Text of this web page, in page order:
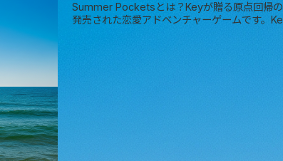
Summer Pocketsとは？Keyが贈る原点回帰
発売された恋愛アドベンチャーゲームです。